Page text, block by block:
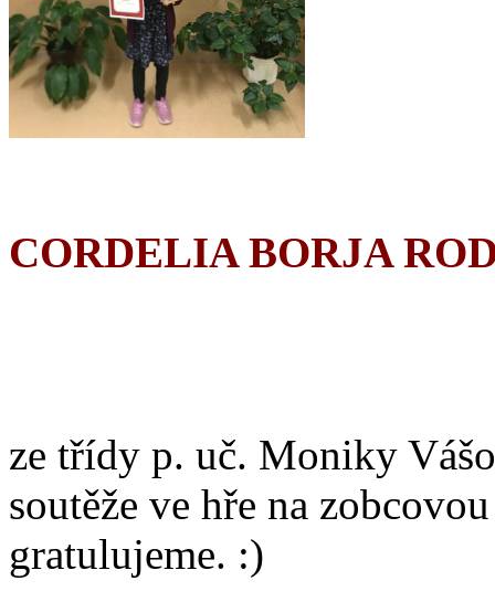
CORDELIA BORJA
ze třídy p. uč. Moniky
soutěže ve hře na
gratulujeme. :)